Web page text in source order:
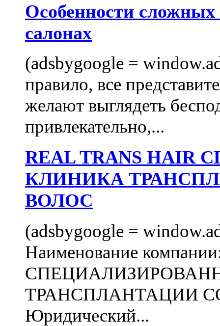
Особенности
салонах
(adsbygoogle =
правило, все
желают выглядеть
привлекательно,...
REAL TRANS
КЛИНИКА
ВОЛОС
(adsbygoogle =
Наименование
ТРАНСПЛАНТАЦИИ
Юридический...